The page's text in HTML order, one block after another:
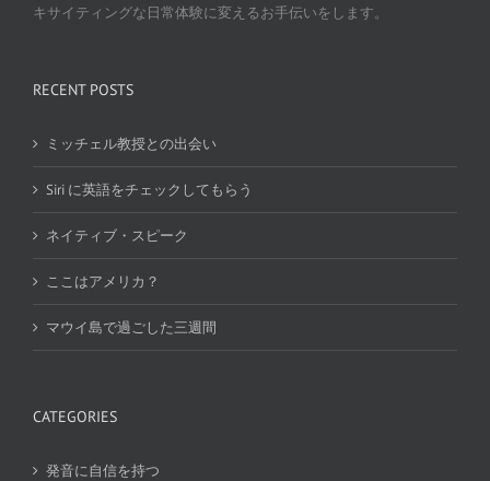
キサイティングな日常体験に変えるお手伝いをします。
RECENT POSTS
ミッチェル教授との出会い
Siri に英語をチェックしてもらう
ネイティブ・スピーク
ここはアメリカ？
マウイ島で過ごした三週間
CATEGORIES
発音に自信を持つ